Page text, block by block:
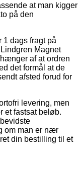
at man kigger
på den
1 dags fragt på
Magnet
af at ordren
det formål at de
afsted forud for
levering, men
et fastsat beløb.
om man er nær
din bestilling til et